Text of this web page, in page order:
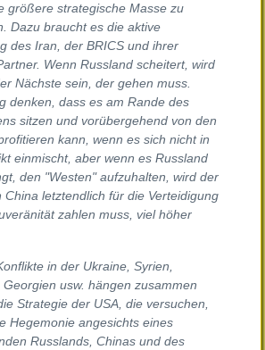
größere strategische Masse zu
Dazu braucht es die aktive
des Iran, der BRICS und ihrer
Wenn Russland scheitert, wird
Nächste sein, der gehen muss.
denken, dass es am Rande des
sitzen und vorübergehend von den
kann, wenn es sich nicht in
einmischt, aber wenn es Russland
den "Westen" aufzuhalten, wird der
China letztendlich für die Verteidigung
zahlen muss, viel höher
in der Ukraine, Syrien,
Georgien usw. hängen zusammen
Strategie der USA, die versuchen,
Hegemonie angesichts eines
Russlands, Chinas und des